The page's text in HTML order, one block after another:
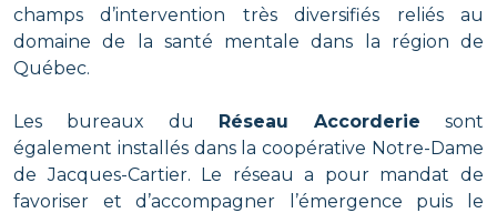
champs d’intervention très diversifiés reliés au
domaine de la santé mentale dans la région de
Québec.
Les bureaux du Réseau Accorderie sont
également installés dans la coopérative Notre-Dame
de Jacques-Cartier. Le réseau a pour mandat de
favoriser et d’accompagner l’émergence puis le